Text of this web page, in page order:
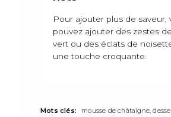
Pour ajouter plus de saveur,
pouvez ajouter des zestes
vert ou des éclats de
une touche croquante.
Mots clés:
mousse de châtaigne,